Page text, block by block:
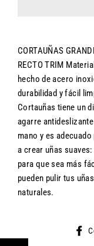
CORTAUÑAS
RECTO TRIM
hecho de acero
durabilidad y fácil
Cortauñas tiene un
agarre
mano y es
a crear uñas
para que sea más
pueden pulir tus
naturales.